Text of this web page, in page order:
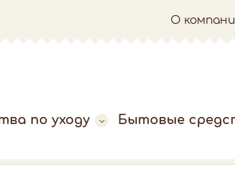
О
по уходу Бытовые